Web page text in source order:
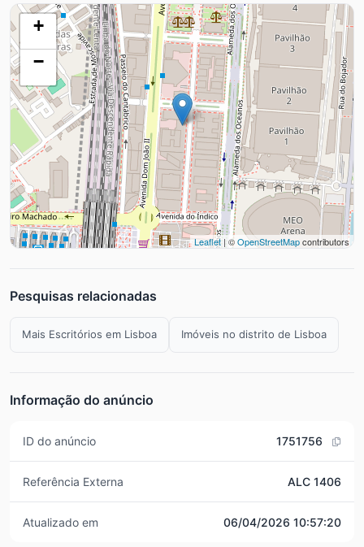
+
−
Leaflet | ©OpenStreetMapcontributors
Pesquisas relacionadas
Mais Escritórios em Lisboa Imóveis no distrito de Lisboa
Informação do anúncio
ID do anúncio 1751756
Referência Externa ALC 1406
Atualizado em 06/04/2026 10:57:20